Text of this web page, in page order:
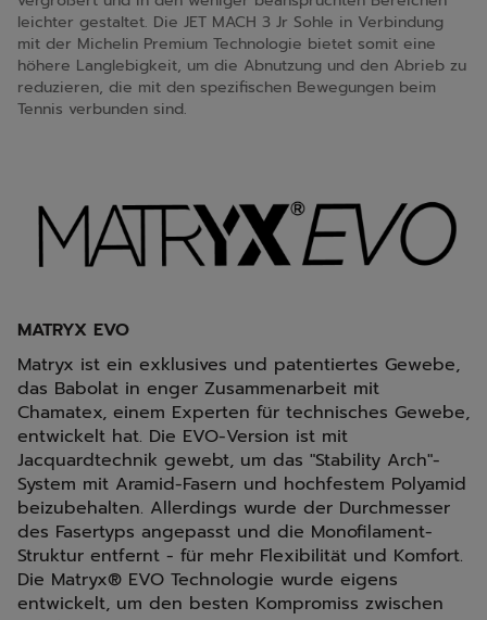
leichter gestaltet. Die JET MACH 3 Jr Sohle in Verbindung
mit der Michelin Premium Technologie bietet somit eine
höhere Langlebigkeit, um die Abnutzung und den Abrieb zu
reduzieren, die mit den spezifischen Bewegungen beim
Tennis verbunden sind.
MATRYX EVO
Matryx ist ein exklusives und patentiertes Gewebe,
das Babolat in enger Zusammenarbeit mit
Chamatex, einem Experten für technisches Gewebe,
entwickelt hat. Die EVO-Version ist mit
Jacquardtechnik gewebt, um das "Stability Arch"-
System mit Aramid-Fasern und hochfestem Polyamid
beizubehalten. Allerdings wurde der Durchmesser
des Fasertyps angepasst und die Monofilament-
Struktur entfernt - für mehr Flexibilität und Komfort.
Die Matryx® EVO Technologie wurde eigens
entwickelt, um den besten Kompromiss zwischen